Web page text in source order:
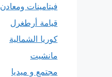
فيتامينات ومعادن
قيامة أرطغرل
كوريا الشمالية
مانشيت
مجتمع و ميديا